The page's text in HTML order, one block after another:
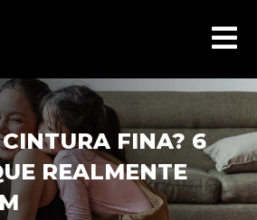
FINA? 6
REALMENTE